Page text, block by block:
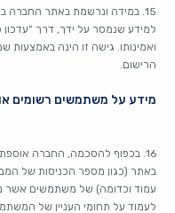
15. במידה ונרשמת באתר החברה
למידע שנמסר על ידך, דרך
ואמינותו. גישה זו הינה
הרישום.
מידע על משתמשים רשומים
16. בכפוף להסכמה, החברה
באתר (כגון מספר הכניסות של
עמוד וכדומה) של משתמשים אשר
לעמוד על תחומי העניין של